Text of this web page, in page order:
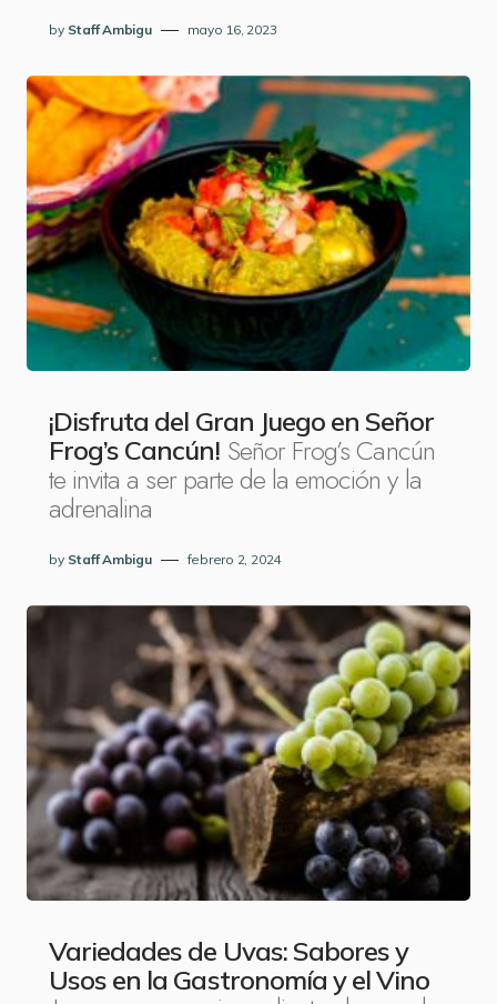
by Staff Ambigu mayo 16, 2023
¡Disfruta del Gran Juego en Señor
Frog’s Cancún! Señor Frog’s Cancún
te invita a ser parte de la emoción y la
adrenalina
by Staff Ambigu febrero 2, 2024
Variedades de Uvas: Sabores y
Usos en la Gastronomía y el Vino